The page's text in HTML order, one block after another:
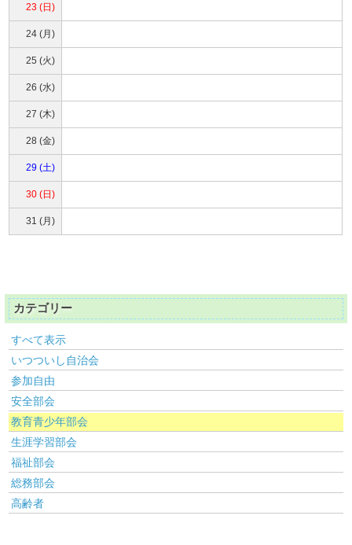
23 (日)
24 (月)
25 (火)
26 (水)
27 (木)
28 (金)
29 (土)
30 (日)
31 (月)
カテゴリー
すべて表示
いつついし自治会
参加自由
安全部会
教育青少年部会
生涯学習部会
福祉部会
総務部会
高齢者